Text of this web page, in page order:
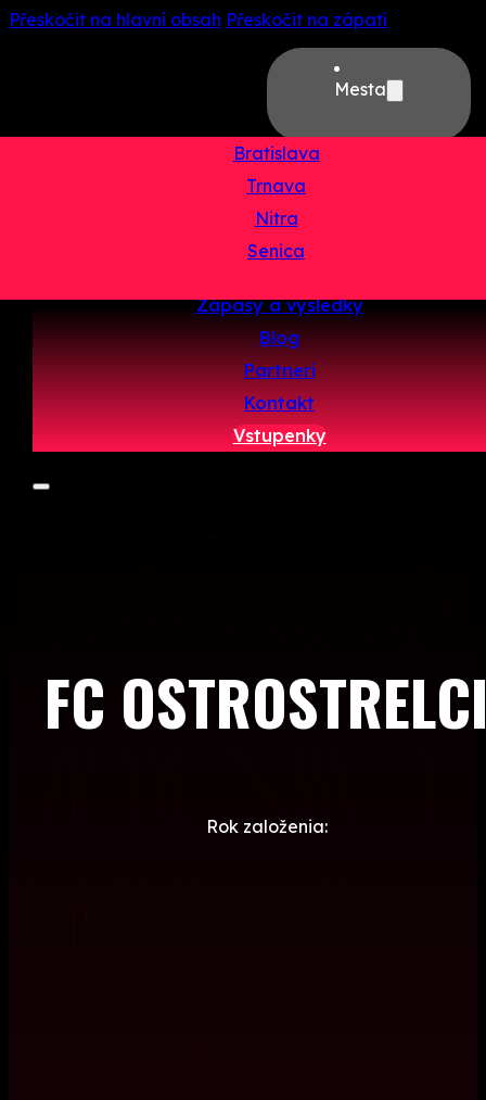
Přeskočit na hlavní obsah Přeskočit na zápatí
Mesta
Bratislava
Trnava
Nitra
Senica
Domov
O projekte
Zápasy a výsledky
Blog
Partneri
Kontakt
Vstupenky
FC
Rok založenia: